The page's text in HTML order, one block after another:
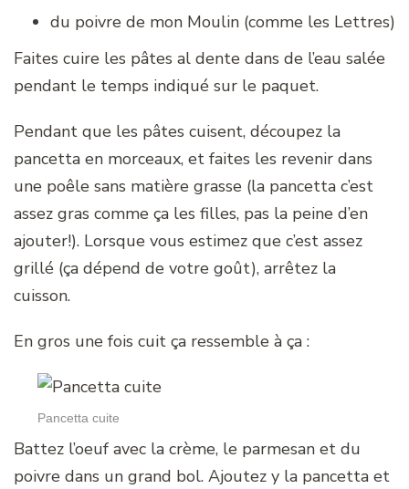
du poivre de mon Moulin (comme les Lettres)
Faites cuire les pâtes al dente dans de l’eau salée
pendant le temps indiqué sur le paquet.
Pendant que les pâtes cuisent, découpez la
pancetta en morceaux, et faites les revenir dans
une poêle sans matière grasse (la pancetta c’est
assez gras comme ça les filles, pas la peine d’en
ajouter!). Lorsque vous estimez que c’est assez
grillé (ça dépend de votre goût), arrêtez la
cuisson.
En gros une fois cuit ça ressemble à ça :
Pancetta cuite
Battez l’oeuf avec la crème, le parmesan et du
poivre dans un grand bol. Ajoutez y la pancetta et